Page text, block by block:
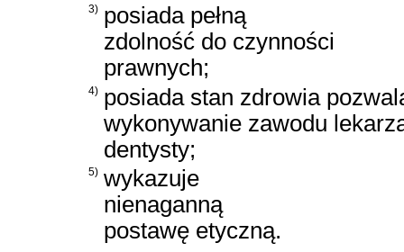
3) posiada pełną
zdolność do czynności
prawnych;
4) posiada stan zdrowia
wykonywanie zawodu
dentysty;
5) wykazuje
nienaganną
postawę etyczną.